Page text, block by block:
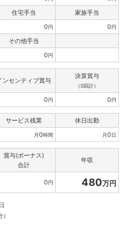
住宅手当
家族手当
0円 0円
その他手当
0円
ンセンティブ賞与
決算賞与
（0回計）
0円 0円
サービス残業 休日出勤
月0時間 月0日
賞与(ボーナス)
合計
年収
0円 480万円